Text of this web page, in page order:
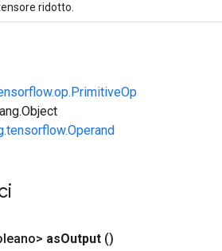
tensore ridotto.
asOutput ()